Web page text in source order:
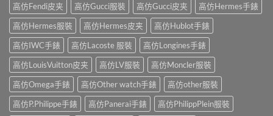
高仿Fendi皮夹
高仿Gucci服裝 高仿Gucci皮夹
高仿Hermes手錶
高仿Hermes服裝
高仿Hermes皮夹
高仿Hublot手錶
高仿IWC手錶
高仿Lacoste 服裝
高仿Longines手錶
高仿LouisVuitton皮夹
高仿LV服裝
高仿Moncler服裝
高仿Omega手錶
高仿Other watch手錶
高仿other服裝
高仿P.Philippe手錶
高仿Panerai手錶 高仿PhilippPlein服裝